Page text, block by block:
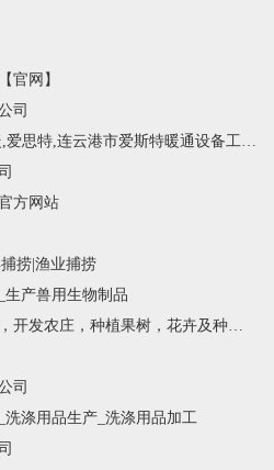
官网】
司
,连云港市爱斯特暖通设备工程有限公司
方网站
捞|渔业捕捞
产兽用生物制品
植果树，花卉及种苗繁殖，禽畜水产养殖及加工
司
涤用品生产_洗涤用品加工